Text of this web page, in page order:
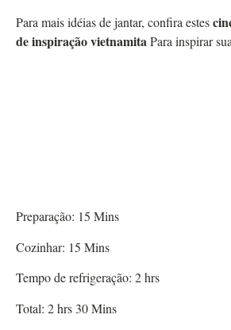
Para mais idéias de jantar, confira estes
de inspiração vietnamitaPara inspirar
Preparação: 15 Mins
Cozinhar: 15 Mins
Tempo de refrigeração: 2hrs
Total: 2hrs 30Mins